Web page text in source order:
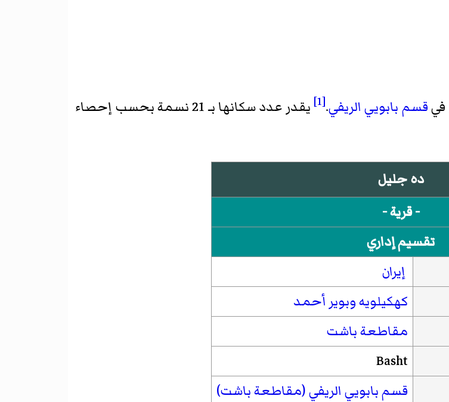
فيقسم بابويي الريفي.
[1] يقدر عدد سكانها بـ 21 نسمة بحسب
إحصاء
ده جليل
- قرية -
تقسيم إداري
إيران
كهكيلويه وبوير أحمد
مقاطعة باشت
Basht
قسم بابويي الريفي (مقاطعة باشت)